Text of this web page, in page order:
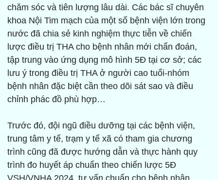
chăm sóc và tiên lượng lâu dài. Các bác sĩ chuyên
khoa Nội Tim mạch của một số bệnh viện lớn trong
nước đã chia sẻ kinh nghiệm thực tiễn về chiến
lược điều trị THA cho bệnh nhân mới chẩn đoán,
tập trung vào ứng dụng mô hình 5Đ tại cơ sở; các
lưu ý trong điều trị THA ở người cao tuổi-nhóm
bệnh nhân đặc biệt cần theo dõi sát sao và điều
chỉnh phác đồ phù hợp…
Trước đó, đội ngũ điều dưỡng tại các bệnh viện,
trung tâm y tế, trạm y tế xã có tham gia chương
trình cũng đã được hướng dẫn và thực hành quy
trình đo huyết áp chuẩn theo chiến lược 5Đ